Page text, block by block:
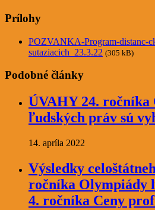
Prílohy
POZVANKA-Program-distanc-
sutaziacich_23.3.22 (305 kB)
Podobné články
ÚVAHY 24. ročníka
ľudských práv sú
14. apríla 2022
Výsledky
ročníka Olympiády
4. ročníka Ceny